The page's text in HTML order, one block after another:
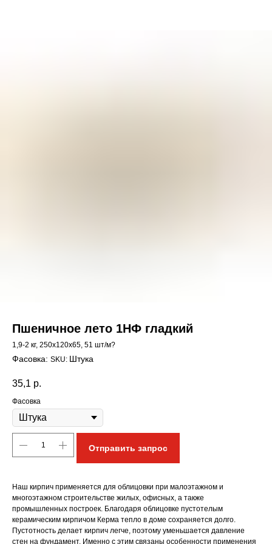
Пшеничное лето 1НФ гладкий
1,9-2 кг, 250х120х65, 51 шт/м?
SKU: Штука
35,1 р.
Фасовка
Отправить запрос
Наш кирпич применяется для облицовки при малоэтажном и
многоэтажном строительстве жилых, офисных, а также
промышленных построек. Благодаря облицовке пустотелым
керамическим кирпичом Керма тепло в доме сохраняется долго.
Пустотность делает кирпич легче, поэтому уменьшается давление
стен на фундамент. Именно с этим связаны особенности применения